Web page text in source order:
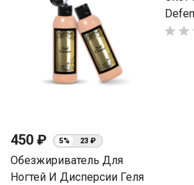
450 ₽ 5% 23 ₽
Обезжириватель Для
Ногтей И Дисперсии Геля
 